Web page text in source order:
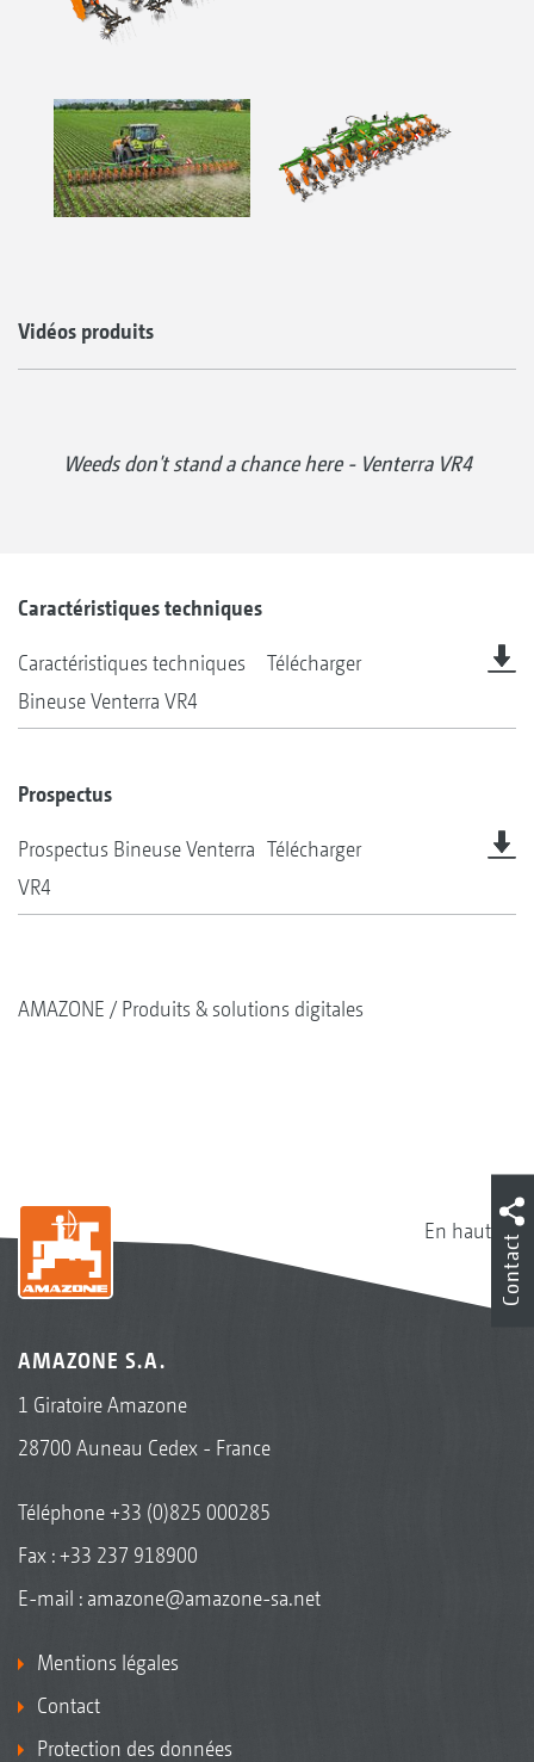
Vidéos produits
Weeds don't stand a chance here - Venterra VR4
Caractéristiques techniques
Caractéristiques techniques
Bineuse Venterra VR4
Télécharger
Prospectus
Prospectus Bineuse Venterra
VR4
Télécharger
AMAZONE Produits & solutions digitales
En haut
AMAZONE S.A.
1 Giratoire Amazone
28700 Auneau Cedex - France
Téléphone+33 (0)825 000285
Fax : +33 237 918900
E-mail : amazone@amazone-sa.net
Mentions légales
Contact
Protection des données
Contact